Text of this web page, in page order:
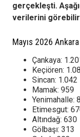
gerçekleşti.
verilerini
Mayıs 2026
Çankaya:
Keçiören:
Sincan: 1.042
Mamak: 959
Yenimahalle:
Etimesgut:
Altındağ: 630
Gölbaşı: 313